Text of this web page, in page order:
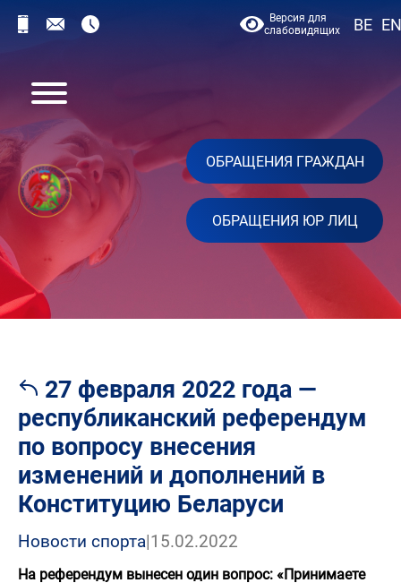
Версия для
слабовидящих
BE EN
ОБРАЩЕНИЯ ГРАЖДАН
ОБРАЩЕНИЯ ЮР ЛИЦ
27 февраля 2022 года —
республиканский референдум
по вопросу внесения
изменений и дополнений в
Конституцию Беларуси
Новости спорта|15.02.2022
На референдум вынесен один вопрос: «Принимаете